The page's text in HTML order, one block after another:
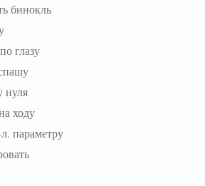
бинокль
глазу
нуля
ходу
параметру